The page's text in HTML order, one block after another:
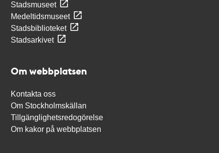
Stadsmuseet
Medeltidsmuseet
Stadsbiblioteket
Stadsarkivet
Om webbplatsen
Kontakta oss
Om Stockholmskällan
Tillgänglighetsredogörelse
Om kakor på webbplatsen